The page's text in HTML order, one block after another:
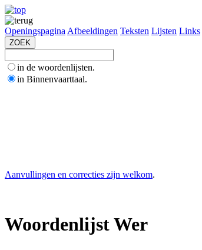
Openingspagina Afbeeldingen Teksten Lijsten Links
in de woordenlijsten.
in Binnenvaarttaal.
Aanvullingen en correcties zijn welkom.
Woordenlijst Wer